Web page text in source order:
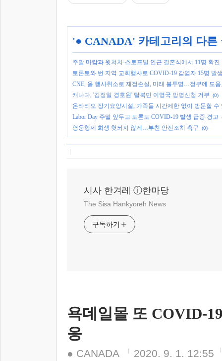
'● CANADA' 카테고리의 다른
주말 마캄과 윗쳐치-스토프빌 인근 결혼식에서 11명 확진
토론토와 번 지역 교회행사로 COVID-19 감염자 15명 발
CNE, 올 행사취소로 재정손실, 미래 불투명…정부에 도
캐나다, '김정일 경호원' 탈북민 이영국 망명신청 거부
(0)
온타리오 장기요양시설, 가족들 시간제한 없이 방문할 수
Labor Day 주말 앞두고 토론토 COVID-19 발생 급증 경고
영웅형제 희생 헛되지 않게…부친 안전조치 촉구 (0)
시사 한겨레 ⓘ한마당
The Sisa Hankyoreh News
구독하기
욕데일몰 또 COVID-
응
● CANADA 2020. 9. 1. 12:55